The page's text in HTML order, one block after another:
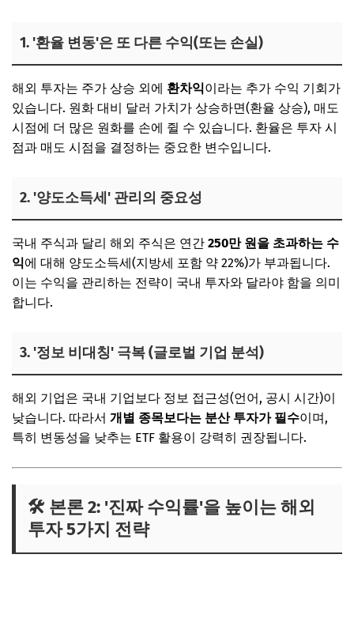
1. '환율 변동'은 또 다른 수익(또는 손실)
해외 투자는 주가 상승 외에 환차익이라는 추가 수익 기회가
있습니다. 원화 대비 달러 가치가 상승하면(환율 상승), 매도
시점에 더 많은 원화를 손에 쥘 수 있습니다. 환율은 투자 시
점과 매도 시점을 결정하는 중요한 변수입니다.
2. '양도소득세' 관리의 중요성
국내 주식과 달리 해외 주식은 연간 250만 원을 초과하는 수
익에 대해 양도소득세(지방세 포함 약 22%)가 부과됩니다.
이는 수익을 관리하는 전략이 국내 투자와 달라야 함을 의미
합니다.
3. '정보 비대칭' 극복 (글로벌 기업 분석)
해외 기업은 국내 기업보다 정보 접근성(언어, 공시 시간)이
낮습니다. 따라서 개별 종목보다는 분산 투자가 필수이며,
특히 변동성을 낮추는 ETF 활용이 강력히 권장됩니다.
🛠️ 본론 2: '진짜 수익률'을 높이는 해외
투자 5가지 전략